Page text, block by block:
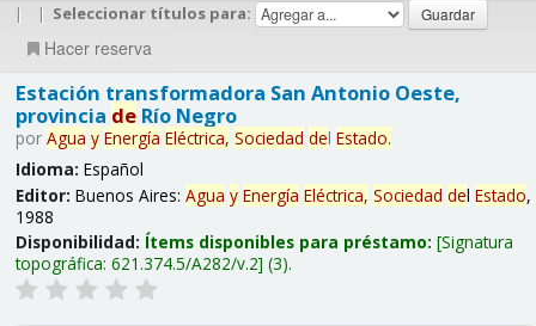
| | Seleccionar títulos para:
Hacer reserva
Estación transformadora San Antonio Oeste,
provincia deRío Negro
por Agua y Energía Eléctrica, Sociedad del Estado.
Idioma: Español
Editor: Buenos Aires: Agua y Energía Eléctrica, Sociedad del Estado,
1988
Disponibilidad: Ítems disponibles para préstamo: Signatura
topográfica: 621.374.5/A282/v.2 (3).